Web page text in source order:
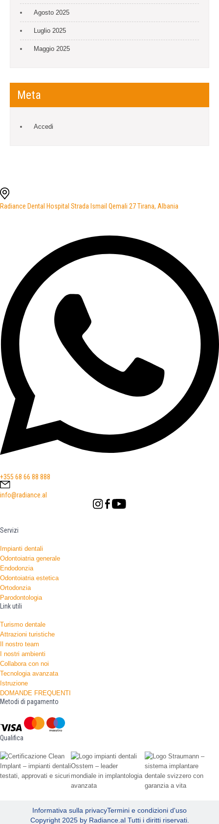
Agosto 2025
Luglio 2025
Maggio 2025
Meta
Accedi
Radiance Dental Hospital Strada Ismail Qemali 27 Tirana, Albania
+355 68 66 88 888
info@radiance.al
Servizi
Impianti dentali
Odontoiatria generale
Endodonzia
Odontoiatria estetica
Ortodonzia
Parodontologia
Link utili
Turismo dentale
Attrazioni turistiche
Il nostro team
I nostri ambienti
Collabora con noi
Tecnologia avanzata
Istruzione
DOMANDE FREQUENTI
Metodi di pagamento
Qualifica
Informativa sulla privacyTermini e condizioni d'uso
Copyright 2025 by Radiance.al Tutti i diritti riservati.